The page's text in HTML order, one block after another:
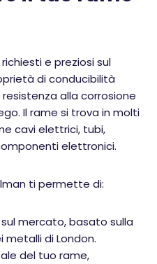
e preziosi sul
di conducibilità
alla corrosione
Il rame si trova in molti
cavi elettrici, tubi,
elettronici.
ti permette di:
mercato, basato sulla
di London.
del tuo rame,